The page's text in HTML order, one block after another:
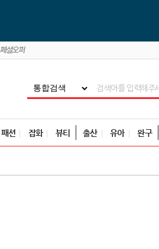
패션 잡화 뷰티 출산 유아 완구